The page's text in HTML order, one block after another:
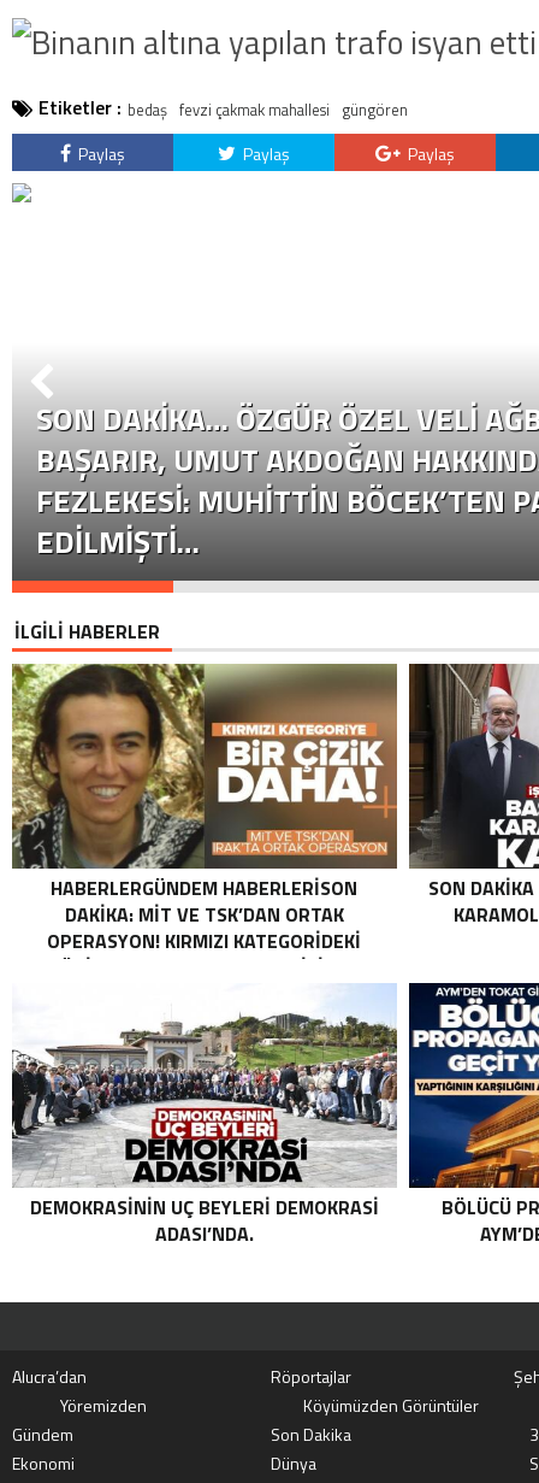
Etiketler : bedaş fevzi çakmak mahallesi güngören
Paylaş Paylaş Paylaş
SON DAKİKA… ÖZGÜR ÖZEL VELI
BAŞARIR, UMUT AKDOĞAN
FEZLEKESI: MUHITTIN BÖCEK’TEN
EDILMIŞTI…
İLGİLİ HABERLER
HABERLERGÜNDEM HABERLERISON
DAKIKA: MİT VE TSK’DAN ORTAK
OPERASYON! KIRMIZI KATEGORIDEKI
TERÖRIST NAZLI TAŞPINAR ETKISIZ HALE
ORTAK OPERASYON! KIRMIZI
KATEGORIDEKI TERÖRIST NAZLI
TAŞPINAR ETKISIZ HALE GETIRILDI .
SON
DEMOKRASININ UÇ BEYLERI DEMOKRASI
ADASI’NDA.
BÖLÜCÜ
Alucra’dan Röportajlar
Yöremizden
Köyümüzden Görüntüler
Gündem
Son Dakika
Ekonomi
Dünya